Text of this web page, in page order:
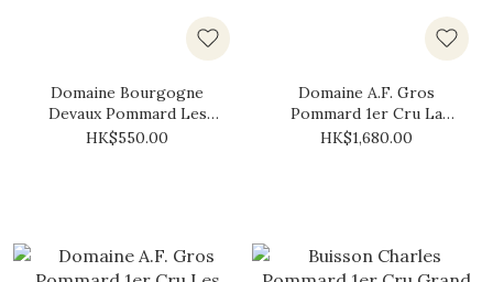
Domaine Bourgogne
Devaux Pommard Les
Vignots 2020
HK$550.00
Domaine A.F. Gros
Pommard 1er Cru La
Chaniere 2022
HK$1,680.00